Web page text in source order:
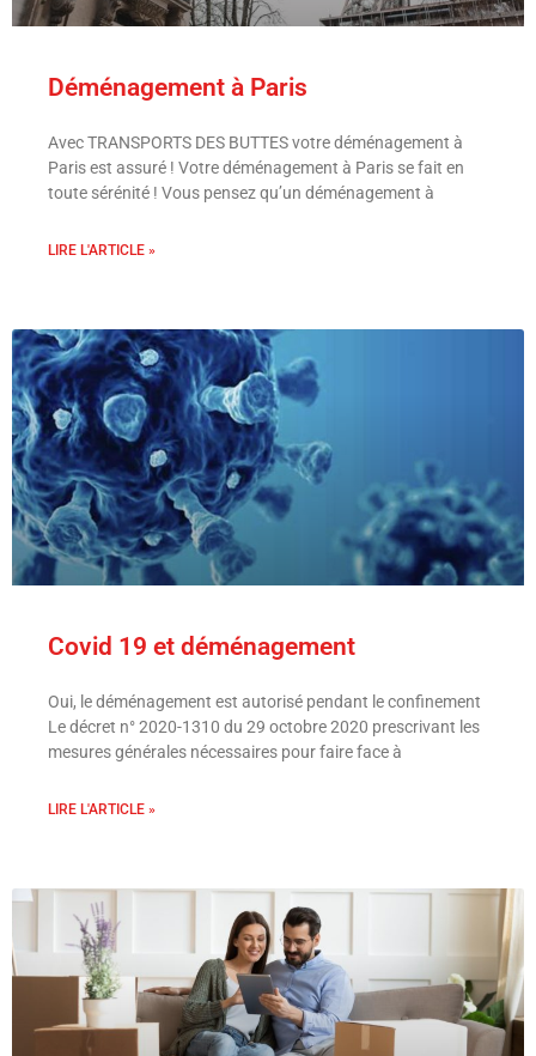
Déménagement à Paris
Avec TRANSPORTS DES BUTTES votre déménagement à
Paris est assuré ! Votre déménagement à Paris se fait en
toute sérénité ! Vous pensez qu’un déménagement à
LIRE L'ARTICLE »
Covid 19 et déménagement
Oui, le déménagement est autorisé pendant le confinement
Le décret n° 2020-1310 du 29 octobre 2020 prescrivant les
mesures générales nécessaires pour faire face à
LIRE L'ARTICLE »